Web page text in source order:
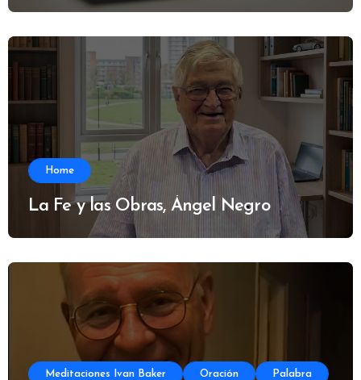
Home
La Fe y las Obras, Ángel Negro
Meditaciones Ivan Baker Oración Palabra